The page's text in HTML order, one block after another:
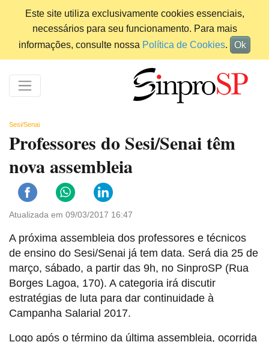
Este site utiliza exclusivamente cookies essenciais,
necessários para seu funcionamento. Para mais
informações, consulte nossa Política de Cookies. Ok
Sesi/Senai
Professores do Sesi/Senai têm
nova assembleia
Atualizada em 09/03/2017 16:47
A próxima assembleia dos professores e técnicos
de ensino do Sesi/Senai já tem data. Será dia 25 de
março, sábado, a partir das 9h, no SinproSP (Rua
Borges Lagoa, 170). A categoria irá discutir
estratégias de luta para dar continuidade à
Campanha Salarial 2017.
Logo após o término da última assembleia, ocorrida